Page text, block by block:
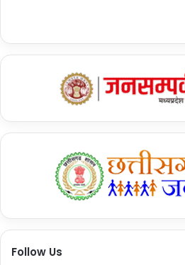
Follow Us